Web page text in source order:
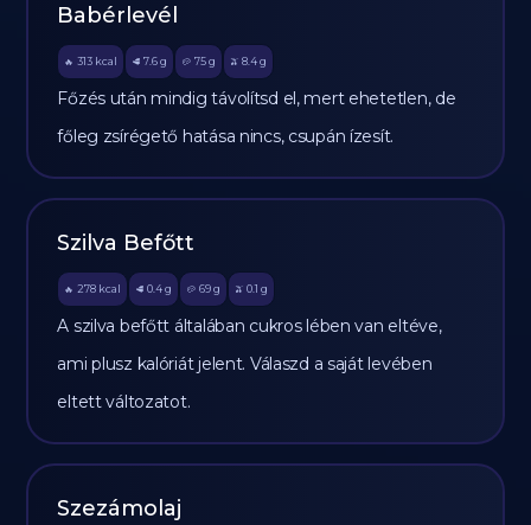
Babérlevél
🔥 313 kcal 🥩 7.6 g 🥔 75g 🫒 8.4 g
Főzés után mindig távolítsd el, mert ehetetlen, de
főleg zsírégető hatása nincs, csupán ízesít.
Szilva Befőtt
🔥 278 kcal 🥩 0.4 g 🥔 69g 🫒 0.1 g
A szilva befőtt általában cukros lében van eltéve,
ami plusz kalóriát jelent. Válaszd a saját levében
eltett változatot.
Szezámolaj